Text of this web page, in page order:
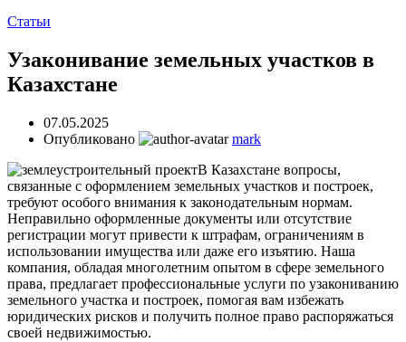
Статьи
Узаконивание земельных участков в
Казахстане
07.05.2025
Опубликовано
mark
В Казахстане вопросы,
связанные с оформлением земельных участков и построек,
требуют особого внимания к законодательным нормам.
Неправильно оформленные документы или отсутствие
регистрации могут привести к штрафам, ограничениям в
использовании имущества или даже его изъятию. Наша
компания, обладая многолетним опытом в сфере земельного
права, предлагает профессиональные услуги по узакониванию
земельного участка и построек, помогая вам избежать
юридических рисков и получить полное право распоряжаться
своей недвижимостью.